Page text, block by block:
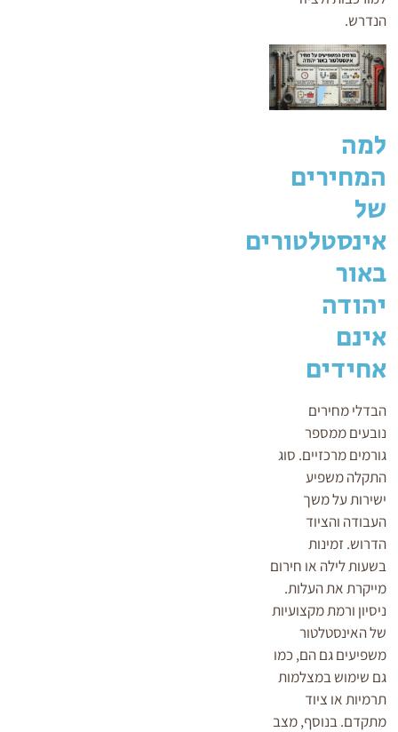
הנדרש.
למה
המחירים
של
אינסטלטורים
באור
יהודה
אינם
אחידים
הבדלי מחירים
נובעים ממספר
גורמים מרכזיים. סוג
התקלה משפיע
ישירות על משך
העבודה והציוד
הדרוש. זמינות
בשעות לילה או חירום
מייקרת את העלות.
ניסיון ורמת מקצועיות
של האינסטלטור
משפיעים גם הם, כמו
גם שימוש במצלמות
תרמיות או ציוד
מתקדם. בנוסף, מצב